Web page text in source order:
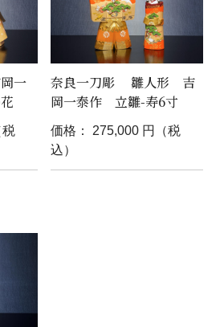
一
税
奈良一刀彫 雛人形 吉
岡一泰作 立雛-寿6寸
価格： 275,000 円（税
込）